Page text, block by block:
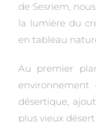
de Sesriem,
la lumière du
en tableau
Au premier
désertique,
plus vieux